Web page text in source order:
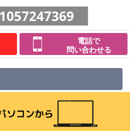
1057247369
電話で
問い合わせる